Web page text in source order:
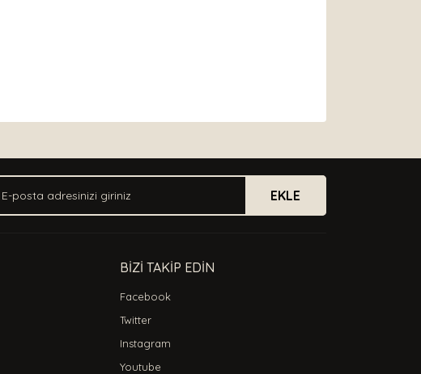
EKLE
BİZİ TAKİP EDİN
Facebook
Twitter
Instagram
Youtube